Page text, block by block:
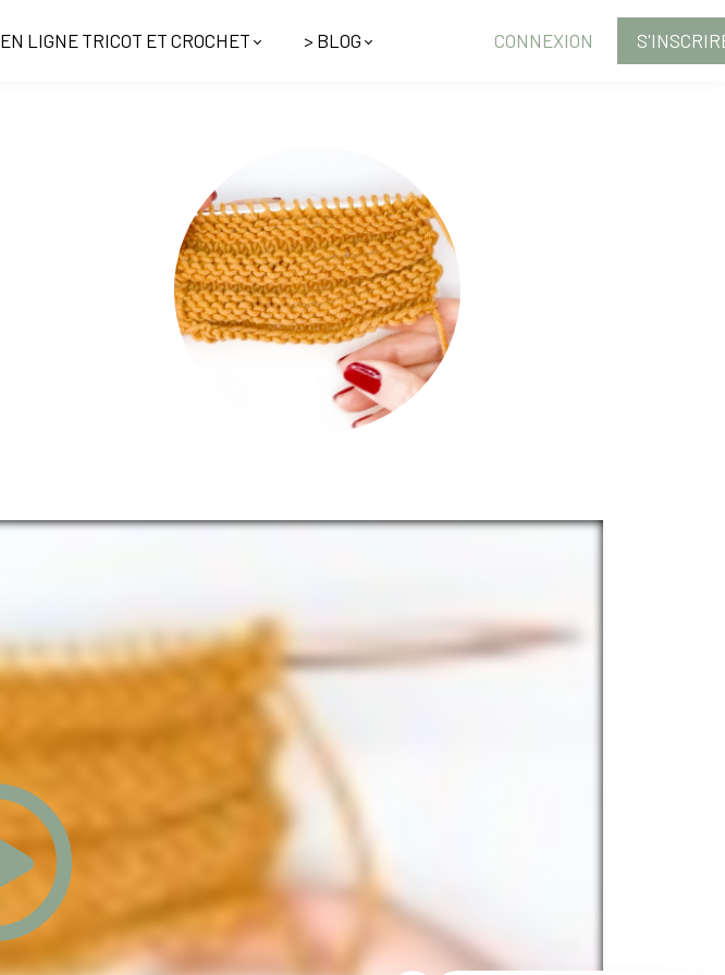
LIGNE TRICOT ET CROCHET > BLOG CONNEXION